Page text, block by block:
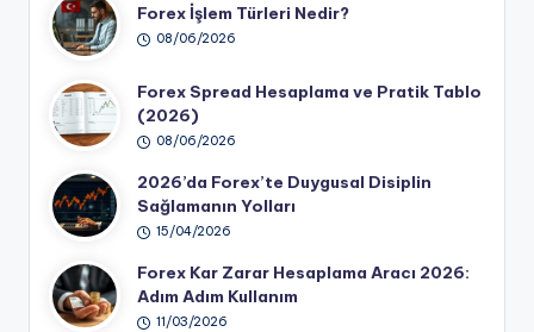
Forex İşlem Türleri Nedir?
08/06/2026
Forex Spread Hesaplama ve Pratik Tablo
(2026)
08/06/2026
2026’da Forex’te Duygusal Disiplin
Sağlamanın Yolları
15/04/2026
Forex Kar Zarar Hesaplama Aracı 2026:
Adım Adım Kullanım
11/03/2026